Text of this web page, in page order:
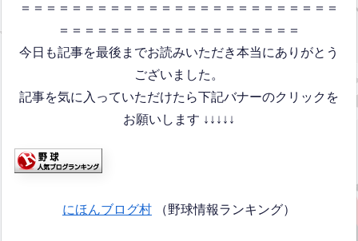
＝＝＝＝＝＝＝＝＝＝＝＝＝＝＝＝＝＝＝＝＝＝＝＝＝
＝＝＝＝＝＝＝＝＝＝＝＝＝＝＝＝＝＝＝
今日も記事を最後までお読みいただき本当にありがとう
ございました。
記事を気に入っていただけたら下記バナーのクリックを
お願いします ↓↓↓↓↓
にほんブログ村 （野球情報ランキング）